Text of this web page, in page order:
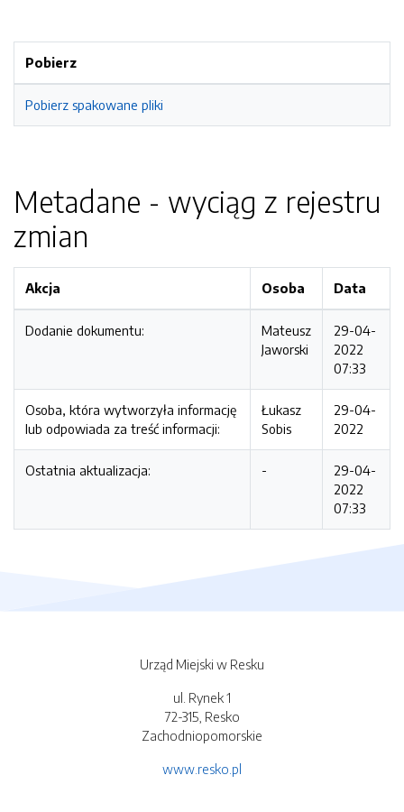
Pobierz
Pobierz spakowane pliki
Metadane - wyciąg z rejestru
zmian
Akcja Osoba Data
Dodanie dokumentu:
Mateusz
Jaworski
29-04-
2022
07:33
Osoba, która wytworzyła informację
lub odpowiada za treść informacji:
Łukasz
Sobis
29-04-
2022
Ostatnia aktualizacja: -
29-04-
2022
07:33
Urząd Miejski w Resku
ul. Rynek 1
72-315, Resko
Zachodniopomorskie
www.resko.pl